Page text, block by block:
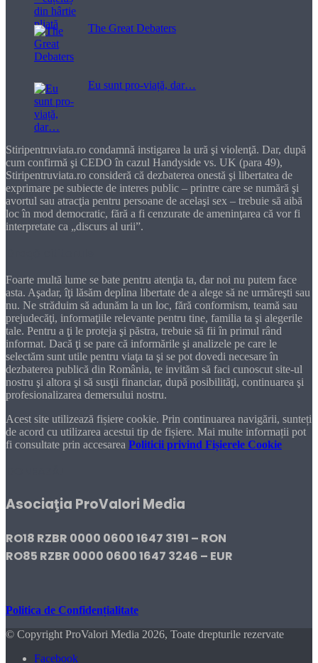
The Great Debaters
Eu sunt pro-viață, dar…
Stiripentruviata.ro condamnă instigarea la ură şi violenţă. Dar, după
cum confirmă şi CEDO în cazul Handyside vs. UK (para 49),
Stiripentruviata.ro consideră că dezbaterea onestă şi libertatea de
exprimare pe subiecte de interes public – printre care se numără şi
avortul sau atracţia pentru persoane de acelaşi sex – trebuie să aibă
loc în mod democratic, fără a fi cenzurate de ameninţarea că vor fi
interpretate ca „discurs al urii”.
Foarte multă lume se bate pentru atenţia ta, dar noi nu putem face
asta. Aşadar, îţi lăsăm deplina libertate de a alege să ne urmăreşti sau
nu. Ne străduim să adunăm la un loc, fără conformism, teamă sau
prejudecăţi, informaţiile relevante pentru tine, familia ta şi alegerile
tale. Pentru a ţi le proteja şi păstra, trebuie să fii în primul rând
informat. Dacă ţi se pare că informările şi analizele pe care le
selectăm sunt utile pentru viaţa ta şi se pot dovedi necesare în
dezbaterea publică din România, te invităm să faci cunoscut site-ul
nostru şi altora şi să susţii financiar, după posibilităţi, continuarea şi
profesionalizarea demersului nostru.
Acest site utilizează fișiere cookie. Prin continuarea navigării, sunteți
de acord cu utilizarea acestui tip de fișiere. Mai multe informații pot
fi consultate prin accesarea Politicii privind Fișierele Cookie
Asociaţia ProValori Media
RO18 RZBR 0000 0600 1647 3191 – RON
RO85 RZBR 0000 0600 1647 3246 – EUR
Politica de Confidențialitate
© Copyright ProValori Media 2026, Toate drepturile rezervate
Facebook